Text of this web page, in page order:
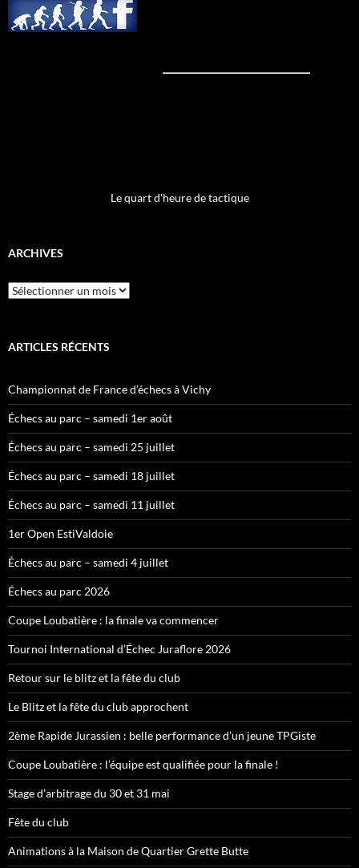
Le quart d'heure de tactique
ARCHIVES
Archives
ARTICLES RÉCENTS
Championnat de France d’échecs à Vichy
Échecs au parc – samedi 1er août
Échecs au parc – samedi 25 juillet
Échecs au parc – samedi 18 juillet
Échecs au parc – samedi 11 juillet
1er Open EstiValdoie
Échecs au parc – samedi 4 juillet
Échecs au parc 2026
Coupe Loubatière : la finale va commencer
Tournoi International d’Échec Juraflore 2026
Retour sur le blitz et la fête du club
Le Blitz et la fête du club approchent
2ème Rapide Jurassien : belle performance d’un jeune TPGiste
Coupe Loubatière : l’équipe est qualifiée pour la finale !
Stage d’arbitrage du 30 et 31 mai
Fête du club
Animations à la Maison de Quartier Grette Butte